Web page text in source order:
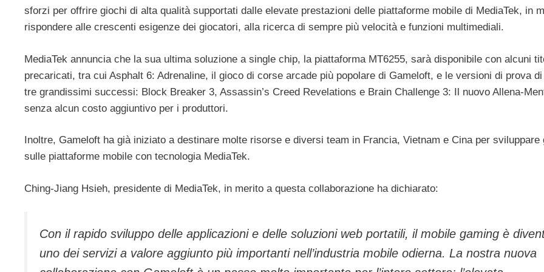
sforzi per offrire giochi di alta qualità supportati dalle elevate prestazioni delle piattaforme mobile di MediaTek, in
rispondere alle crescenti esigenze dei giocatori, alla ricerca di sempre più velocità e funzioni multimediali.
MediaTek annuncia che la sua ultima soluzione a single chip, la piattaforma MT6255, sarà disponibile con alcuni
precaricati, tra cui Asphalt 6: Adrenaline, il gioco di corse arcade più popolare di Gameloft, e le versioni di prova
tre grandissimi successi: Block Breaker 3, Assassin’s Creed Revelations e Brain Challenge 3: Il nuovo Allena-
senza alcun costo aggiuntivo per i produttori.
Inoltre, Gameloft ha già iniziato a destinare molte risorse e diversi team in Francia, Vietnam e Cina per sviluppare
sulle piattaforme mobile con tecnologia MediaTek.
Ching-Jiang Hsieh, presidente di MediaTek, in merito a questa collaborazione ha dichiarato:
Con il rapido sviluppo delle applicazioni e delle soluzioni web portatili, il mobile gaming è
uno dei servizi a valore aggiunto più importanti nell’industria mobile odierna. La nostra nuova